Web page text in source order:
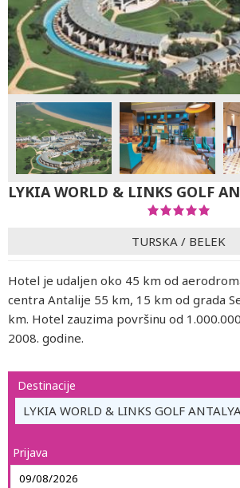
LYKIA WORLD & LINKS GOLF
TURSKA / BELEK
Hotel je udaljen oko 45 km od
centra Antalije 55 km, 15 km od grada
km. Hotel zauzima površinu od
2008. godine.
Destinacije
LYKIA WORLD & LINKS GOLF
Prijava